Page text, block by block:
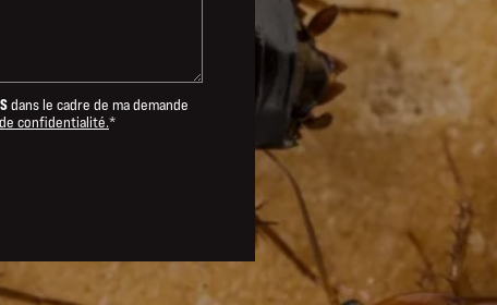
dans le cadre de ma demande
confidentialité.*